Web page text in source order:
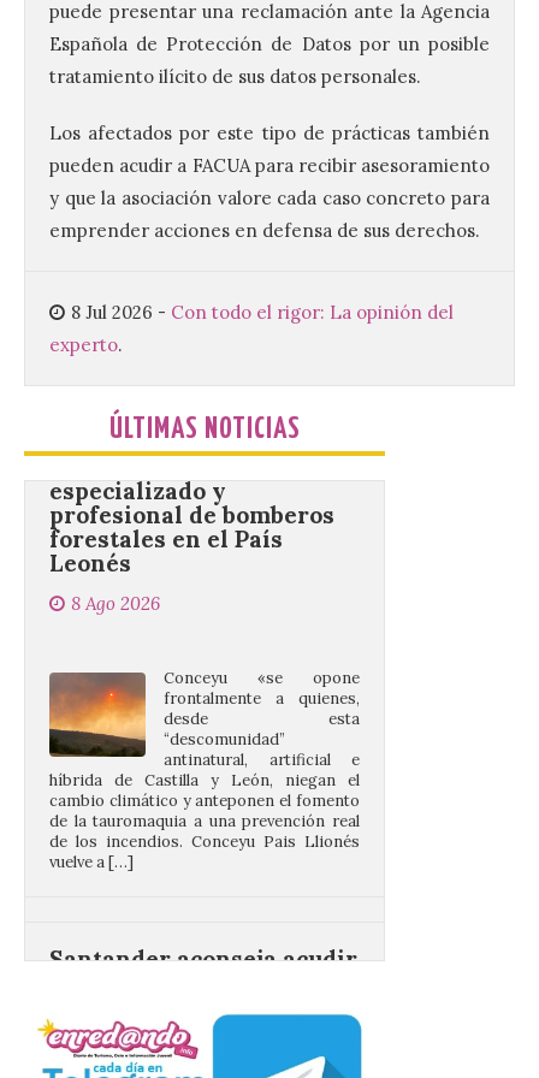
puede presentar una reclamación ante la Agencia
Española de Protección de Datos por un posible
tratamiento ilícito de sus datos personales.
Los afectados por este tipo de prácticas también
pueden acudir a FACUApara recibir asesoramiento
y que la asociación valore cada caso concreto para
emprender acciones en defensa de sus derechos.
8 Jul 2026 - Con todo el rigor: La opinión del
experto.
ÚLTIMAS NOTICIAS
8 Ago 2026
promovido por el Instituto
Universitario de Música
Sacra de la Universidad
Pontificia de Salamanca
(UPSA), premiará composiciones
inéditas, destinadas a coro, con un
premio de 3.000 euros. Las candidaturas
Conceyu vuelve a exigir
un contingente
especializado y
profesional de bomberos
forestales en el País
Leonés
8 Ago 2026
“descomunidad”
antinatural, artificial e
híbrida de Castilla y León, niegan el
cambio climático y anteponen el fomento
de la tauromaquia a una prevención real
de los incendios. Conceyu Pais Llionés
vuelve a […]
público y evitar el
8 Ago 2026